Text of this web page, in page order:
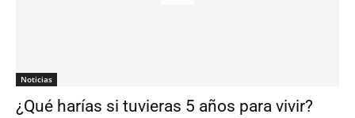
Noticias
¿Qué harías si tuvieras 5 años para vivir?